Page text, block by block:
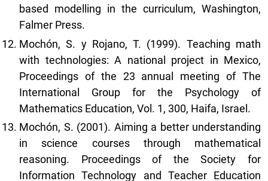
based modelling in the curriculum, Washington,
Falmer Press.
Mochón, S. y Rojano, T. (1999). Teaching math
with technologies: A national project in Mexico,
Proceedings of the 23 annual meeting of The
International Group for the Psychology of
Mathematics Education, Vol. 1, 300, Haifa, Israel.
Mochón, S. (2001). Aiming a better understanding
in science courses through mathematical
reasoning. Proceedings of the Society for
Information Technology and Teacher Education